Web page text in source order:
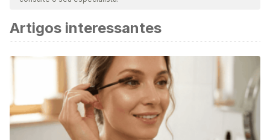
Artigos interessantes